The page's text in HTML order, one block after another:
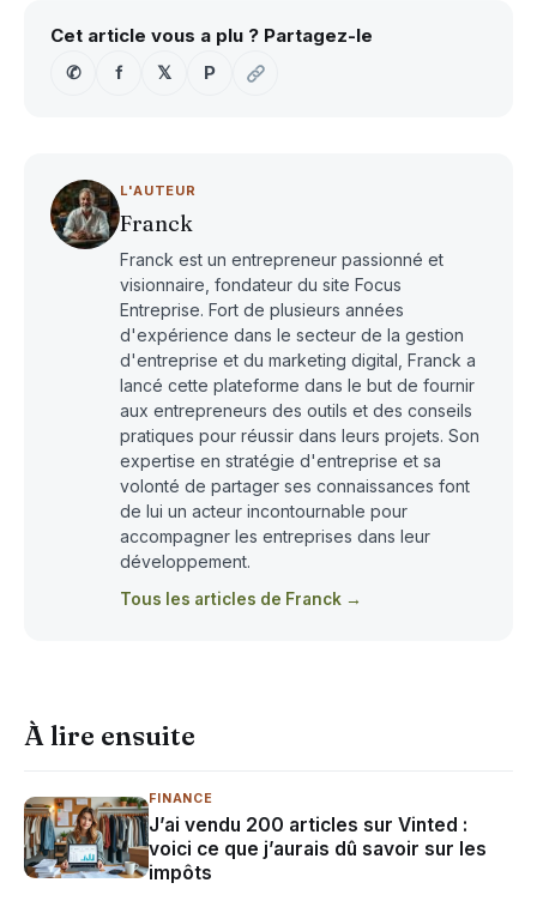
Cet article vous a plu ? Partagez-le
✆
f 𝕏 P
L'AUTEUR
Franck
Franck est un entrepreneur passionné et
visionnaire, fondateur du site Focus
Entreprise. Fort de plusieurs années
d'expérience dans le secteur de la gestion
d'entreprise et du marketing digital, Franck a
lancé cette plateforme dans le but de fournir
aux entrepreneurs des outils et des conseils
pratiques pour réussir dans leurs projets. Son
expertise en stratégie d'entreprise et sa
volonté de partager ses connaissances font
de lui un acteur incontournable pour
accompagner les entreprises dans leur
développement.
Tous les articles de Franck →
À lire ensuite
FINANCE
J’ai vendu 200 articles sur Vinted :
voici ce que j’aurais dû savoir sur les
impôts